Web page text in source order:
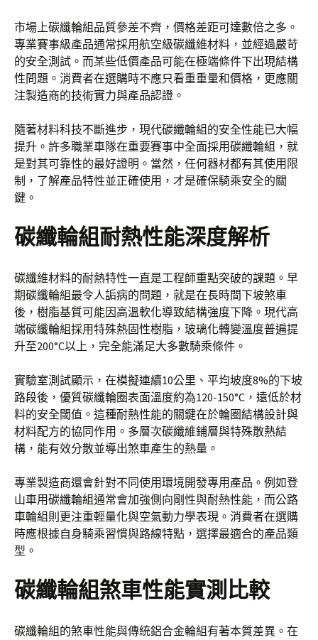
市場上碳纖輪組品質參差不齊，價格差距可達數倍之多。
專業賽事級產品通常採用航空級碳纖維材料，並經過嚴苛
的安全測試。而某些低價產品可能在極端條件下出現結構
性問題。消費者在選購時不應只看重重量和價格，更應關
注製造商的技術實力與產品認證。
隨著材料科技不斷進步，現代碳纖輪組的安全性能已大幅
提升。許多職業車隊在重要賽事中全面採用碳纖輪組，就
是對其可靠性的最好證明。當然，任何器材都有其使用限
制，了解產品特性並正確使用，才是確保騎乘安全的關
鍵。
碳纖輪組耐熱性能深度解析
碳纖維材料的耐熱特性一直是工程師重點突破的課題。早
期碳纖輪組最令人詬病的問題，就是在長時間下坡煞車
後，樹脂基質可能因高溫軟化導致結構強度下降。現代高
端碳纖輪組採用特殊熱固性樹脂，玻璃化轉變溫度普遍提
升至200°C以上，完全能滿足大多數騎乘條件。
實驗室測試顯示，在模擬連續10公里、平均坡度8%的下坡
路段後，優質碳纖輪圈表面溫度約為120-150°C，遠低於材
料的安全閾值。這種耐熱性能的關鍵在於輪圈結構設計與
材料配方的協同作用。多層次碳纖維鋪層與特殊散熱結
構，能有效分散並導出煞車產生的熱量。
專業製造商還會針對不同使用環境開發專用產品。例如登
山車用碳纖輪組通常會加強側向剛性與耐熱性能，而公路
車輪組則更注重輕量化與空氣動力學表現。消費者在選購
時應根據自身騎乘習慣與路線特點，選擇最適合的產品類
型。
碳纖輪組煞車性能實測比較
碳纖輪組的煞車性能與傳統鋁合金輪組有著本質差異。在